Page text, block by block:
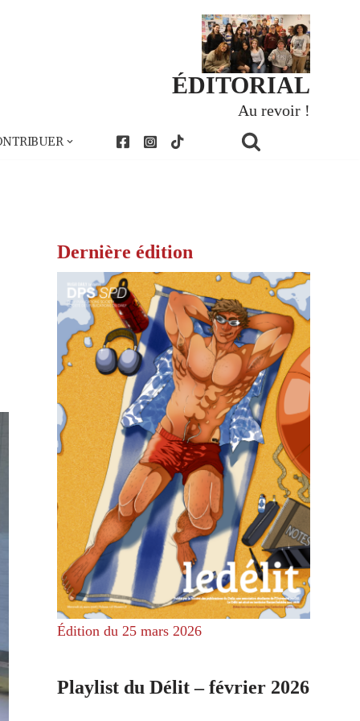
ÉDITORIAL
Au revoir !
Dernière édition
Édition du 25 mars 2026
Playlist du Délit – février 2026